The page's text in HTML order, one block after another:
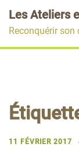
au
contenu
Les Ateliers
Reconquérir
11 FÉVRIER 2017